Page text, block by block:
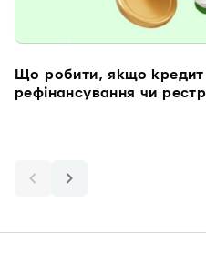
Що робити, якщо
рефінансування чи